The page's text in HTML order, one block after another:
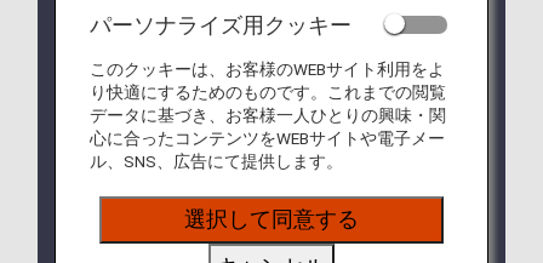
コードシェア便および他航空会社の運航便が旅程に
含まれる場合は、他社の手荷物ルール
が適用になる
場合があります。
航空機での輸送が可能であるか、出発までに確認が
取れない場合は、輸送をお断りすることがあります
ので、あらかじめご了承ください。
一部の国・地域によっては、本ページに記載してい
る手荷物以外にも 機内持ち込み・お預かりの制限
設けている場合がございます。
パーソナライズ用クッキー
このクッキーは、お客様のWEBサイト利用をよ
り快適にするためのものです。これまでの閲覧
データに基づき、お客様一人ひとりの興味・関
心に合ったコンテンツをWEBサイトや電子メー
ル、SNS、広告にて提供します。
選択して同意する